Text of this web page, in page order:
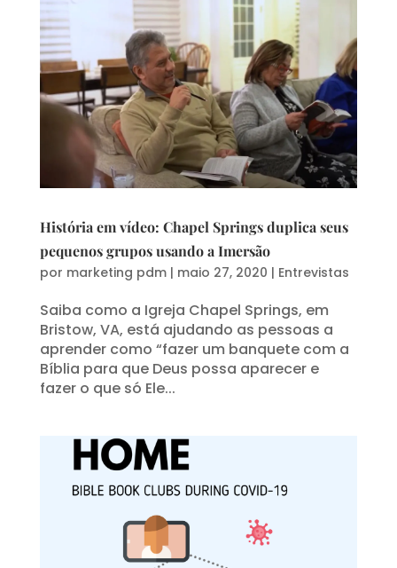
História em vídeo: Chapel Springs duplica seus
pequenos grupos usando a Imersão
por marketing pdm| maio 27, 2020 | Entrevistas
Saiba como a Igreja Chapel Springs, em
Bristow, VA, está ajudando as pessoas a
aprender como “fazer um banquete com a
Bíblia para que Deus possa aparecer e
fazer o que só Ele...